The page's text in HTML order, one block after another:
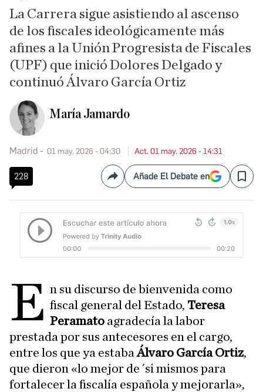
La Carrera sigue asistiendo al ascenso
de los fiscales ideológicamente más
afines a la Unión Progresista de Fiscales
(UPF) que inició Dolores Delgado y
continuó Álvaro García Ortiz
María Jamardo
Madrid 01 may. 2026 - 04:30 Act. 01 may. 2026 - 14:31
228 CompartirAñade El Debate en Save
E n su discurso de bienvenida como
fiscal general del Estado, Teresa
Peramato agradecía la labor
prestada por sus antecesores en el cargo,
entre los que ya estabaÁlvaro García Ortiz,
que dieron «lo mejor de ´si mismos para
fortalecer la fiscalía española y mejorarla»,